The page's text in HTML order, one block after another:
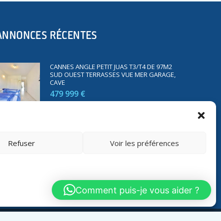
Refuser Voir les préférences
RÉCENTES
CANNES ANGLE PETIT JUAS T3/T4 DE 97M2
SUD OUEST TERRASSES VUE MER GARAGE,
CAVE
479 999 €
Comment puis-je vous aider ?